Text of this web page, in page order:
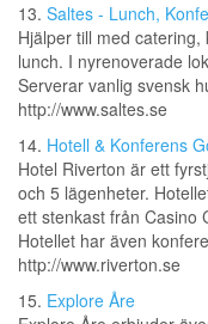
13. Saltes - Lunch,
Hjälper till med
lunch. I nyrenoverade
Serverar vanlig svensk
http://www.saltes.se
14. Hotell & Konferens
Hotel Riverton är ett
och 5 lägenheter.
ett stenkast från Casino
Hotellet har även
http://www.riverton.se
15. Explore Åre